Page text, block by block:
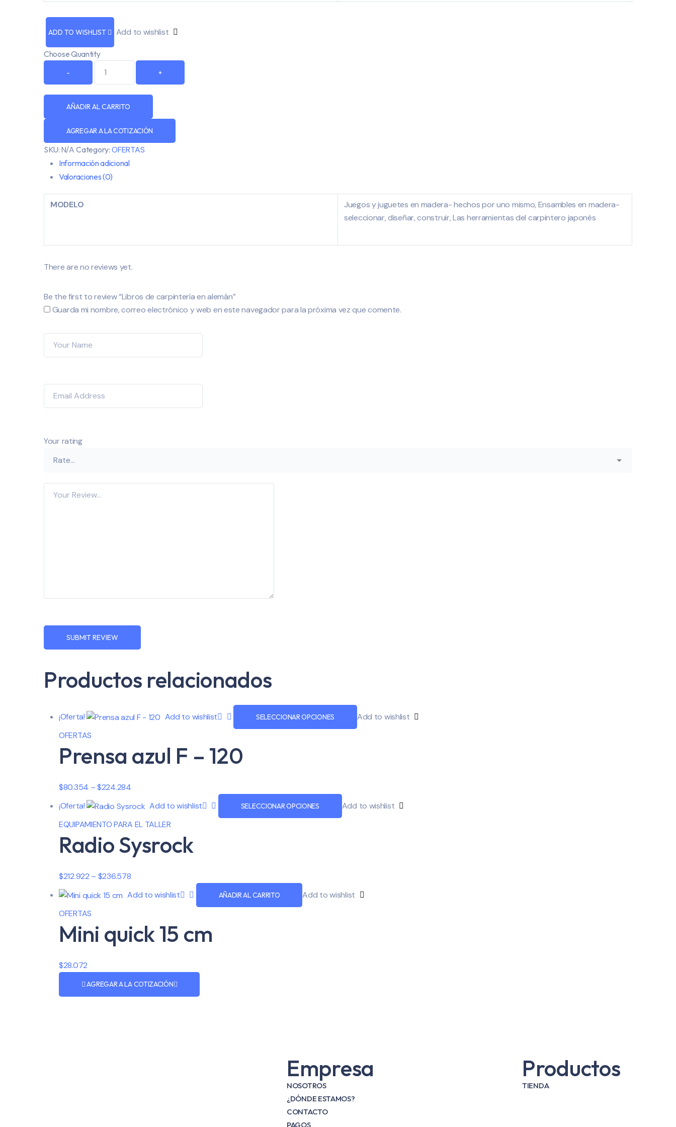
ADD TO WISHLIST Add to wishlist
Choose Quantity
AÑADIR AL CARRITO
AGREGAR A LA COTIZACIÓN
SKU: N/A Category: OFERTAS
Información adicional
Valoraciones (0)
MODELO
Juegos y juguetes en madera- hechos por uno mismo, Ensambles en madera-
seleccionar, diseñar, construir, Las herramientas del carpintero japonés
There are no reviews yet.
Be the first to review “Libros de carpintería en alemán”
Guarda mi nombre, correo electrónico y web en este navegador para la próxima vez que comente.
Your rating
Productos relacionados
¡Oferta! Add to wishlist SELECCIONAR OPCIONES
Add to wishlist
OFERTAS
Prensa azul F – 120
$80.354 –$224.284
¡Oferta!
Add to wishlist SELECCIONAR OPCIONES
Add to wishlist
EQUIPAMIENTO PARA EL TALLER
Radio Sysrock
$212.922 – $236.578
Add to wishlist
AÑADIR AL CARRITO
Add to wishlist
OFERTAS
Mini quick 15 cm
$28.072
AGREGAR A LA COTIZACIÓN
Empresa
NOSOTROS
¿DÓNDE ESTAMOS?
CONTACTO
PAGOS
Productos
TIENDA